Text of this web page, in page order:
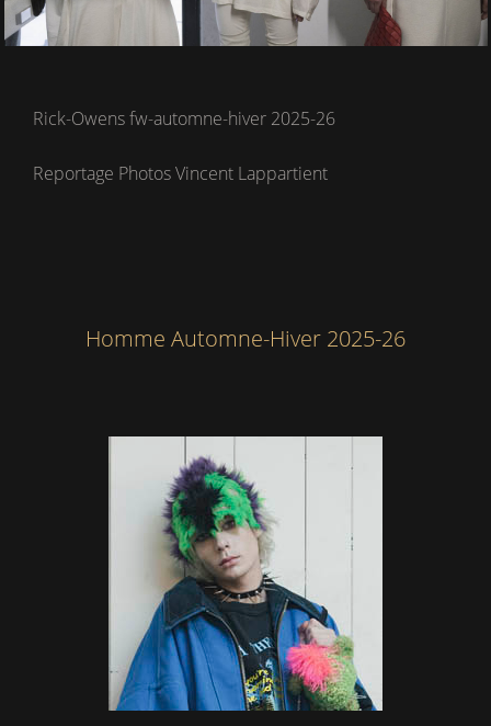
Rick-Owens fw-automne-hiver 2025-26
Reportage Photos Vincent Lappartient
Homme Automne-Hiver 2025-26